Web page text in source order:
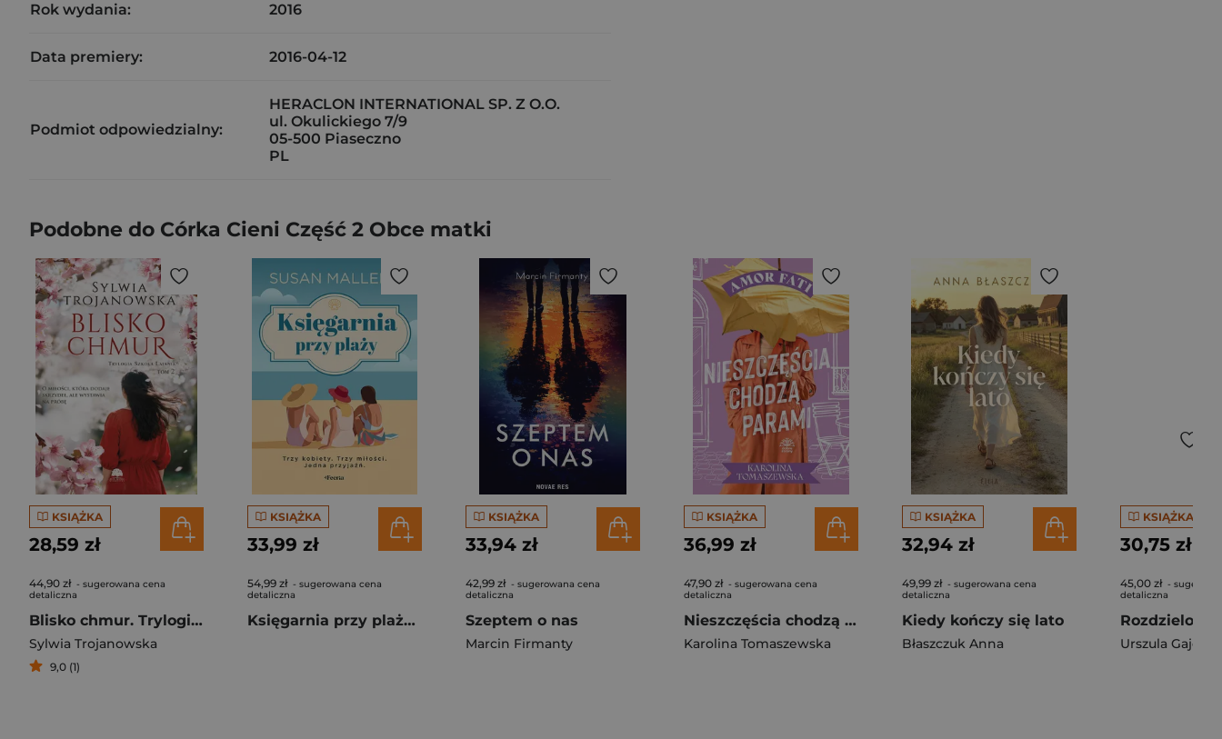
Rok wydania: 2016
Data premiery: 2016-04-12
Podmiot odpowiedzialny:
HERACLON INTERNATIONAL SP. Z O.O.
ul. Okulickiego 7/9
05-500 Piaseczno
PL
Podobne do Córka Cieni Część 2 Obce matki
KSIĄŻKA
28,59 zł
44,90 zł - sugerowana cena
detaliczna
Blisko chmur. Trylogia Szkoła Latania. Tom 2
Sylwia Trojanowska
9,0 (1)
KSIĄŻKA
33,99 zł
54,99 zł - sugerowana cena
detaliczna
Księgarnia przy plaży. Trzy kobiety. Trzy miłości. Jedna przyjaźń
KSIĄŻKA
33,94 zł
42,99 zł - sugerowana cena
detaliczna
Szeptem o nas
Marcin Firmanty
KSIĄŻKA
36,99 zł
47,90 zł - sugerowana cena
detaliczna
Nieszczęścia chodzą parami. Amor fati. Tom 3
Karolina Tomaszewska
KSIĄŻKA
32,94 zł
49,99 zł - sugerowana cena
detaliczna
Kiedy kończy się lato
Błaszczuk Anna
KSIĄŻKA
30,75 zł
45,00 zł -
detaliczna
Urszula